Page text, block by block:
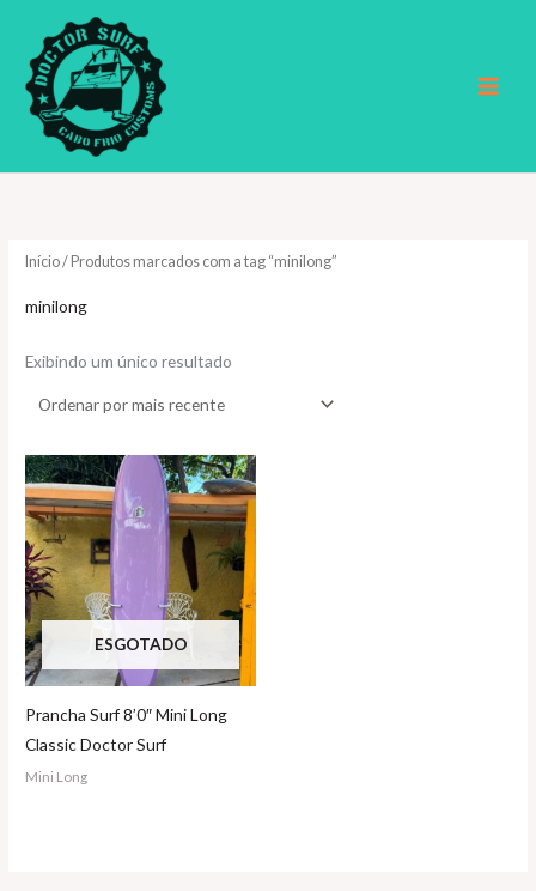
conteúdo
Início/ Produtos marcados com a tag “minilong”
minilong
Exibindo um único resultado
ESGOTADO
Prancha Surf 8’0″ Mini Long
Classic Doctor Surf
Mini Long